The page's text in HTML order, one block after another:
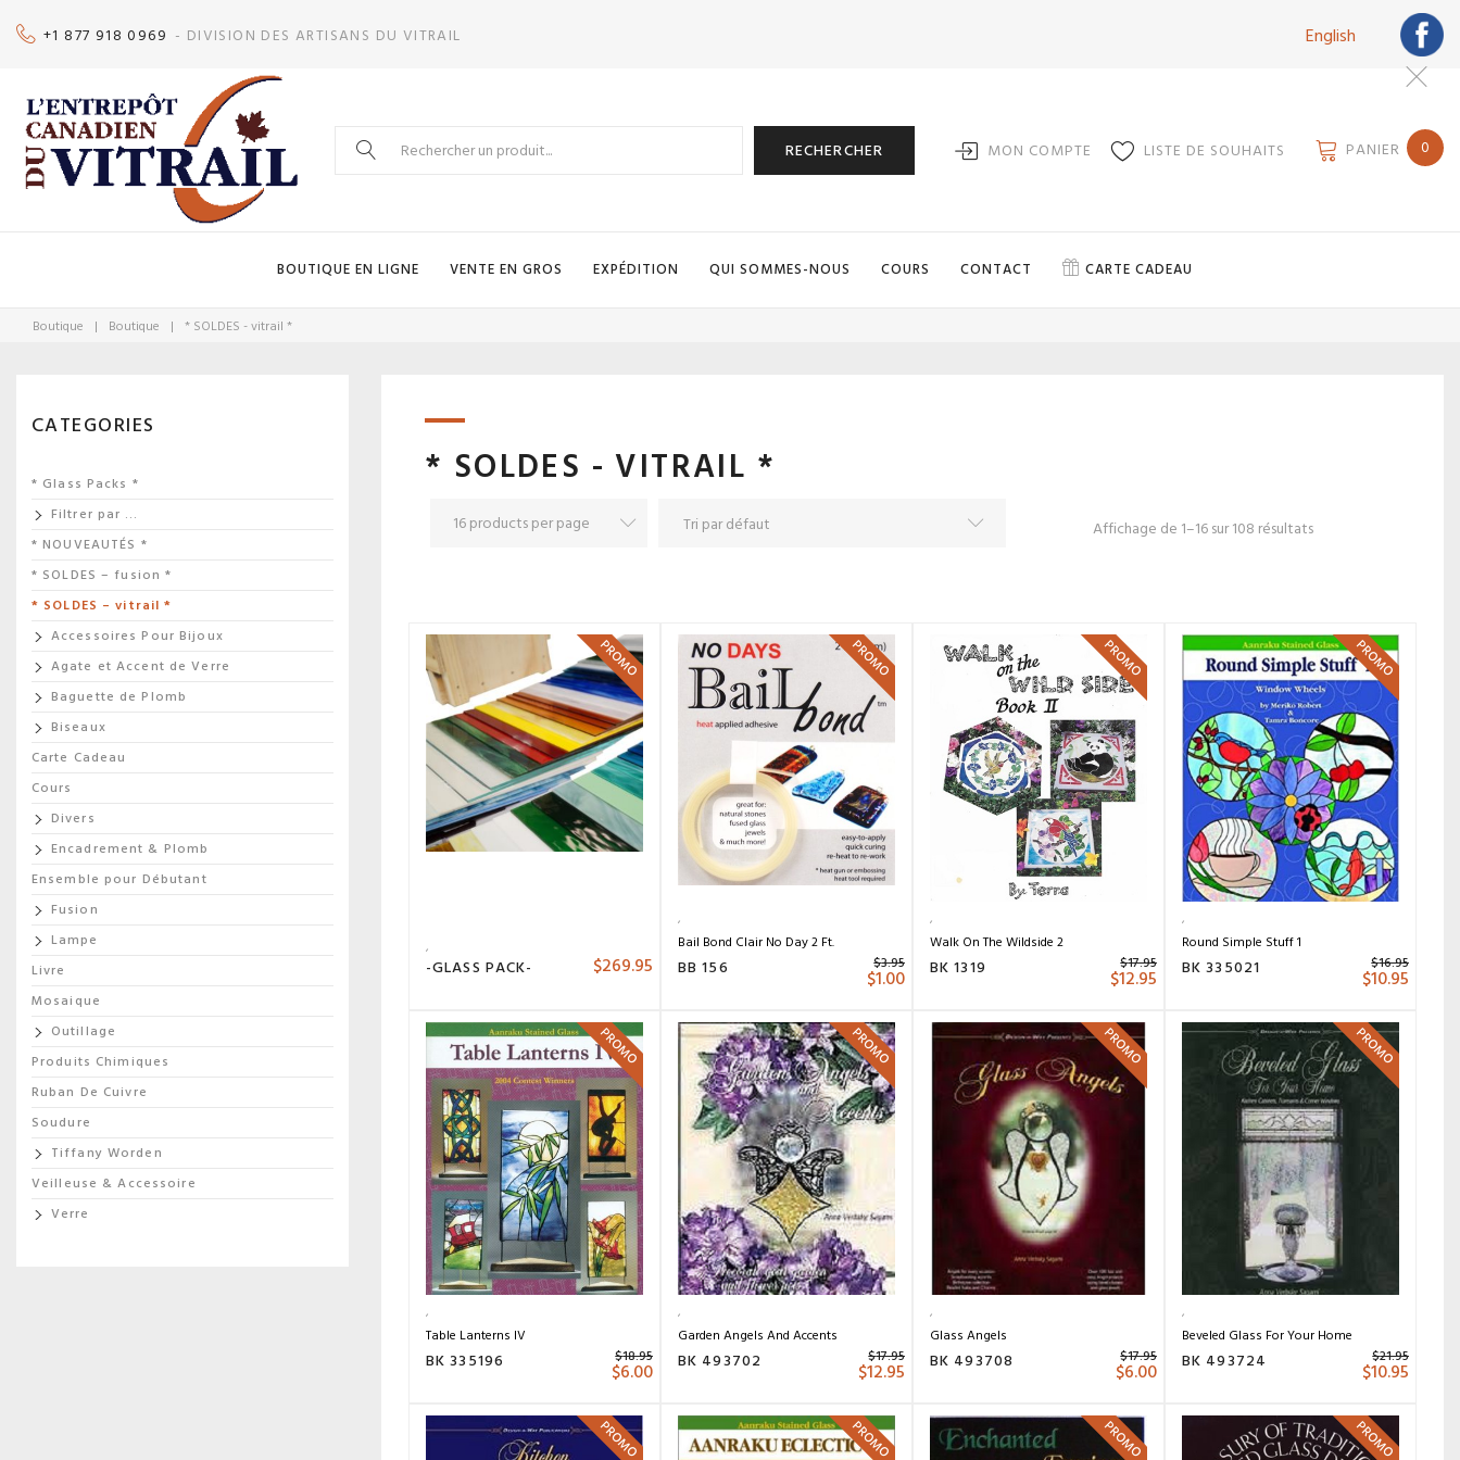
+1 877 918 0969 - DIVISION DES ARTISANS DU VITRAIL English
Search
RECHERCHER MON COMPTE LISTE DE SOUHAITS PANIER 0
BOUTIQUE EN LIGNE VENTE EN GROS EXPÉDITION QUI SOMMES-NOUS COURS CONTACT CARTE CADEAU
Boutique | Boutique | * SOLDES - vitrail *
* SOLDES - VITRAIL *
Affichage de 1–16 sur 108 résultats
PROMO
-GLASS PACK- $269.95
PROMO
Bail Bond Clair No Day 2 Ft.
BB 156 $3.95
$1.00
PROMO
Walk On The Wildside 2
BK 1319 $17.95
$12.95
PROMO
Round Simple Stuff 1
BK 335021 $16.95
$10.95
PROMO
Table Lanterns IV
BK 335196 $18.95
$6.00
PROMO
Garden Angels And Accents
BK 493702 $17.95
$12.95
PROMO
Glass Angels
BK 493708 $17.95
$6.00
PROMO
Beveled Glass For Your Home
BK 493724 $21.95
$10.95
PROMO PROMO PROMO PROMO
CATEGORIES
* Glass Packs *
Filtrer par …
* NOUVEAUTÉS *
* SOLDES – fusion *
* SOLDES – vitrail *
Accessoires Pour Bijoux
Agate et Accent de Verre
Baguette de Plomb
Biseaux
Carte Cadeau
Cours
Divers
Encadrement & Plomb
Ensemble pour Débutant
Fusion
Lampe
Livre
Mosaique
Outillage
Produits Chimiques
Ruban De Cuivre
Soudure
Tiffany Worden
Veilleuse & Accessoire
Verre